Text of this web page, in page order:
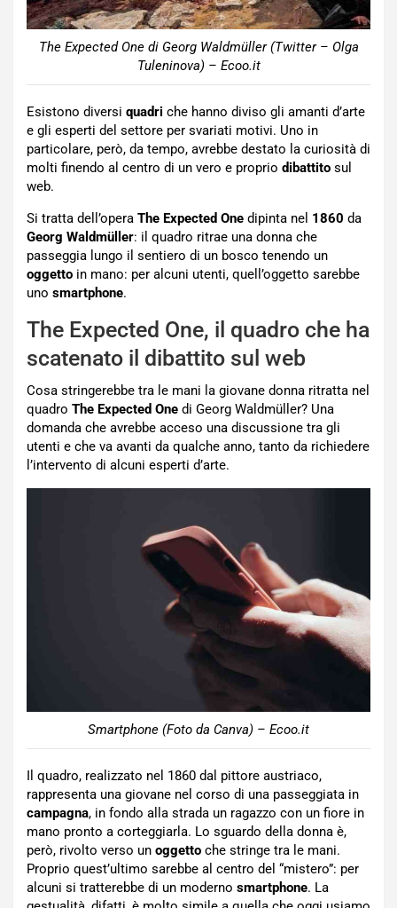
The Expected One di Georg Waldmüller (Twitter – Olga
Tuleninova) – Ecoo.it
Esistono diversi quadri che hanno diviso gli amanti d’arte
e gli esperti del settore per svariati motivi. Uno in
particolare, però, da tempo, avrebbe destato la curiosità di
molti finendo al centro di un vero e proprio dibattito sul
web.
Si tratta dell’opera The Expected One dipinta nel 1860 da
Georg Waldmüller: il quadro ritrae una donna che
passeggia lungo il sentiero di un bosco tenendo un
oggetto in mano: per alcuni utenti, quell’oggetto sarebbe
uno smartphone.
The Expected One, il quadro che ha
scatenato il dibattito sul web
Cosa stringerebbe tra le mani la giovane donna ritratta nel
quadro The Expected One di Georg Waldmüller? Una
domanda che avrebbe acceso una discussione tra gli
utenti e che va avanti da qualche anno, tanto da richiedere
l’intervento di alcuni esperti d’arte.
Smartphone (Foto da Canva) – Ecoo.it
Il quadro, realizzato nel 1860 dal pittore austriaco,
rappresenta una giovane nel corso di una passeggiata in
campagna, in fondo alla strada un ragazzo con un fiore in
mano pronto a corteggiarla. Lo sguardo della donna è,
però, rivolto verso un oggetto che stringe tra le mani.
Proprio quest’ultimo sarebbe al centro del “mistero”: per
alcuni si tratterebbe di un moderno smartphone. La